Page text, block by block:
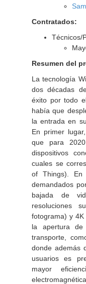
Contratados:
Técnicos/
Resumen del
La tecnología
dos décadas
éxito por todo
había que
la entrada en
En primer
que para
dispositivos
cuales se
of Things). En
demandados
bajada de
resoluciones
fotograma) y 4K
la apertura de
transporte,
donde además
usuarios es
mayor
electromagnética.